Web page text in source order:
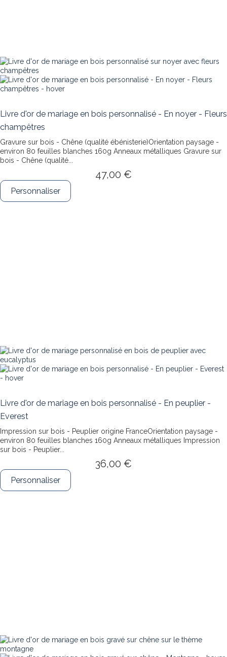
Livre d'or de mariage en bois personnalisé - En noyer - Fleurs
champêtres
Gravure sur bois - Chêne (qualité ébénisterie)Orientation paysage -
environ 80 feuilles blanches 160g Anneaux métalliques Gravure sur
bois - Chêne (qualité...
47,00 €
Personnaliser
Livre d'or de mariage en bois personnalisé - En peuplier -
Everest
Impression sur bois - Peuplier origine FranceOrientation paysage -
environ 80 feuilles blanches 160g Anneaux métalliques Impression
sur bois - Peuplier...
36,00 €
Personnaliser